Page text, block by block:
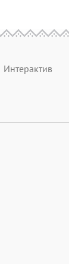
Интерактив